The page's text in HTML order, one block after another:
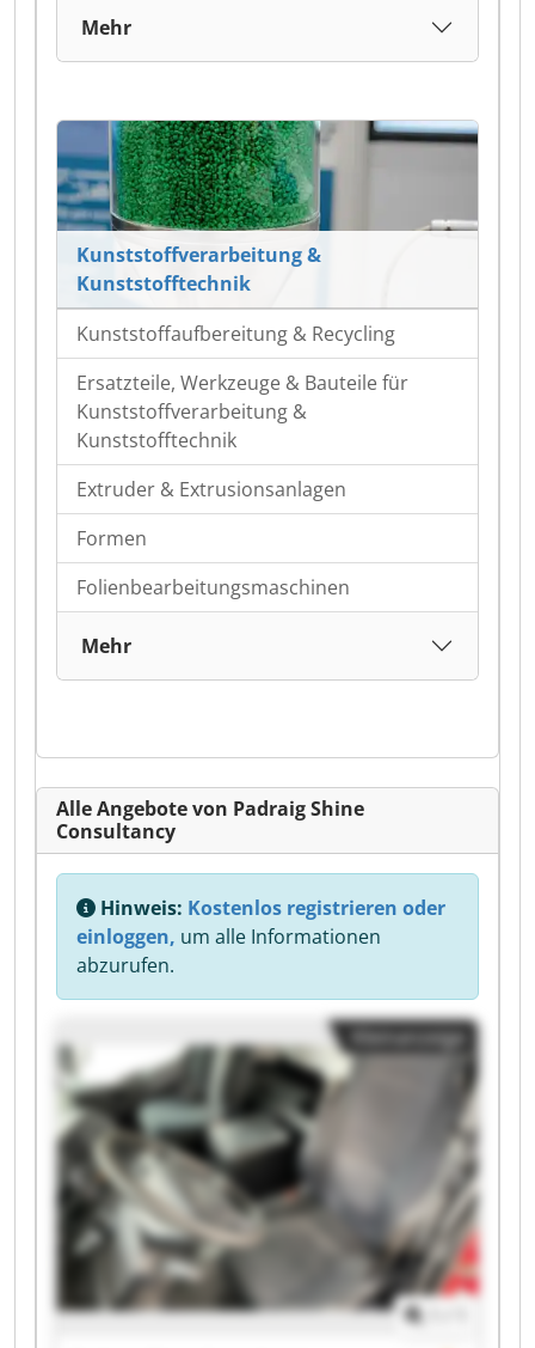
Mehr
Kunststoffverarbeitung &
Kunststofftechnik
Kunststoffaufbereitung & Recycling
Ersatzteile, Werkzeuge & Bauteile für
Kunststoffverarbeitung &
Kunststofftechnik
Extruder & Extrusionsanlagen
Formen
Folienbearbeitungsmaschinen
Mehr
Alle Angebote von Padraig Shine
Consultancy
Hinweis: Kostenlos registrieren oder
einloggen, um alle Informationen
abzurufen.
Kleinanzeige